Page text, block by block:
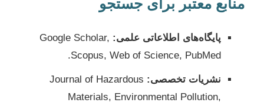
منابع معتبر برای جستجو
پایگاه‌های اطلاعاتی علمی: Google Scholar,
Scopus, Web of Science, PubMed.
نشریات تخصصی: Journal of Hazardous
Materials, Environmental Pollution,